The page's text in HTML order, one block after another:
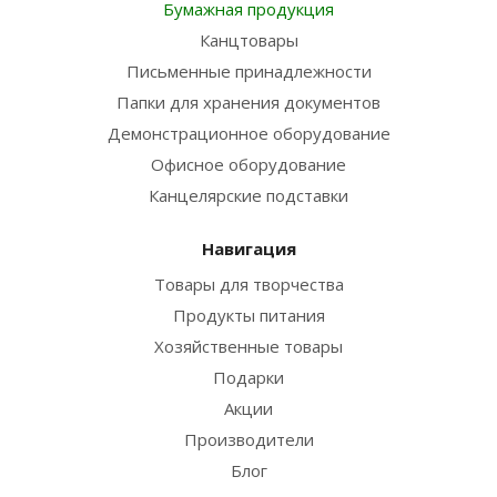
Бумажная продукция
Канцтовары
Письменные принадлежности
Папки для хранения документов
Демонстрационное оборудование
Офисное оборудование
Канцелярские подставки
Навигация
Товары для творчества
Продукты питания
Хозяйственные товары
Подарки
Акции
Производители
Блог